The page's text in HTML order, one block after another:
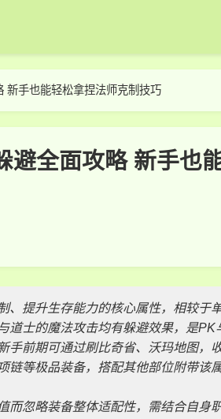
新手也能轻松拿捏法师克制技巧
避全面攻略 新手也
、提升生存能力的核心属性，相较于
道士的魔法攻击均有躲避效果，是PK
手前期可通过刷比奇省、沃玛地图，
链等极品装备，搭配其他部位附带该
而忽略装备整体适配性，需结合自身